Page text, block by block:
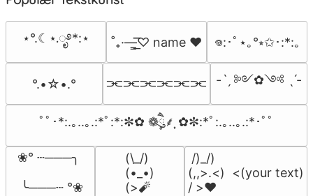
⋆°.☾⋆.ೃ࿔*:⋆ ˚₊·—̳͟͞͞♡ name ♥️ 𖦹:･ﾟ⋆｡°⭒✩･:*:｡
°.•☆•.° ⫘⫘⫘⫘⫘⫘ -ˋˏ ༻✿༺ ˎˊ-
ﾟﾟ･*:.｡..｡.:*ﾟ:*:✼✿ ❁ཻུ۪۪⸙͎ ✿✼:*ﾟ:.｡..｡.:*･ﾟﾟ
❀° ┄───╮
╰───┄ °❀
(\_/)
(•_•)
(>🧨
/)_/)
(,,>.<)  <(your text)
/ >❤️